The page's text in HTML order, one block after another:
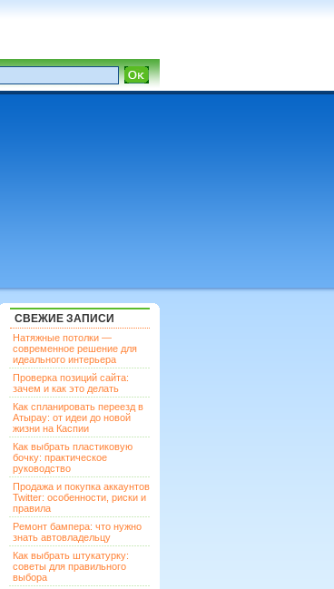
СВЕЖИЕ ЗАПИСИ
Натяжные потолки —
современное решение для
идеального интерьера
Проверка позиций сайта:
зачем и как это делать
Как спланировать переезд в
Атырау: от идеи до новой
жизни на Каспии
Как выбрать пластиковую
бочку: практическое
руководство
Продажа и покупка аккаунтов
Twitter: особенности, риски и
правила
Ремонт бампера: что нужно
знать автовладельцу
Как выбрать штукатурку:
советы для правильного
выбора